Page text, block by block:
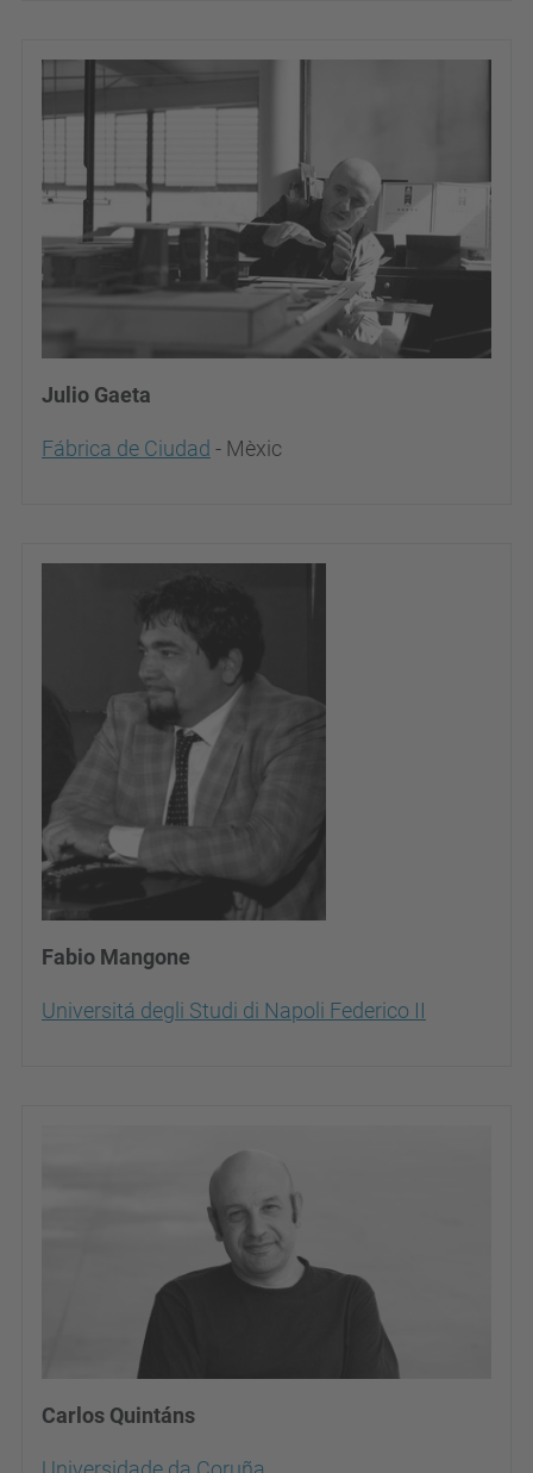
Julio Gaeta
Fábrica de Ciudad - Mèxic
Fabio Mangone
Universitá degli Studi di Napoli Federico II
Carlos Quintáns